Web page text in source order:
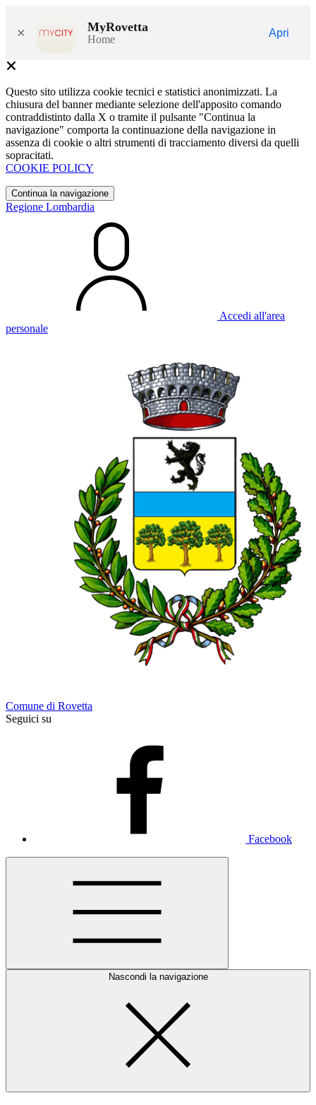
× MyRovetta
Home
Apri
Questo sito utilizza cookie tecnici e statistici anonimizzati. La
chiusura del banner mediante selezione dell'apposito comando
contraddistinto dalla X o tramite il pulsante "Continua la
navigazione" comporta la continuazione della navigazione in
assenza di cookie o altri strumenti di tracciamento diversi da quelli
sopracitati.
COOKIE POLICY
Continua la navigazione
Regione Lombardia
Accedi all'area
personale
Comune di Rovetta
Seguici su
Facebook
Nascondi la navigazione